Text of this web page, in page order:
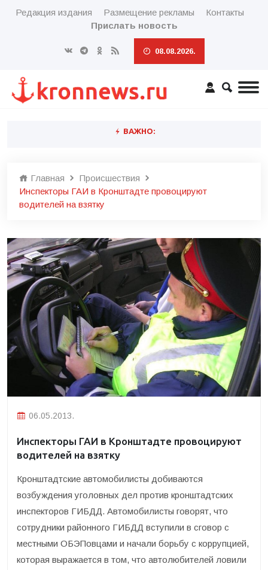
Редакция издания Размещение рекламы
Контакты
Прислать новость
08.08.2026.
ВАЖНО:
Главная
Происшествия
Инспекторы ГАИ в Кронштадте провоцируют
водителей на взятку
06.05.2013.
Инспекторы ГАИ в Кронштадте провоцируют
водителей на взятку
Кронштадтские автомобилисты добиваются
возбуждения уголовных дел против кронштадтских
инспекторов ГИБДД. Автомобилисты говорят, что
сотрудники районного ГИБДД вступили в сговор с
местными ОБЭПовцами и начали борьбу с коррупцией,
которая выражается в том, что автолюбителей ловили